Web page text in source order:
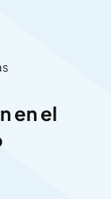
en el